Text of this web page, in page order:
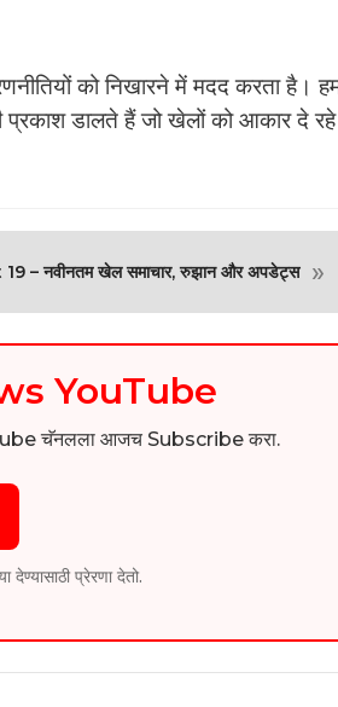
को निखारने में मदद करता है।
प्रकाश डालते हैं जो खेलों को आकार दे रहे
– नवीनतम खेल समाचार, रुझान और अपडेट्स
»
YouTube
चॅनलला आजच Subscribe करा.
प्रेरणा देतो.